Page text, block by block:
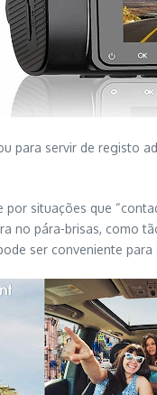
para servir de registo
situações que
no pára-brisas, como
ser conveniente